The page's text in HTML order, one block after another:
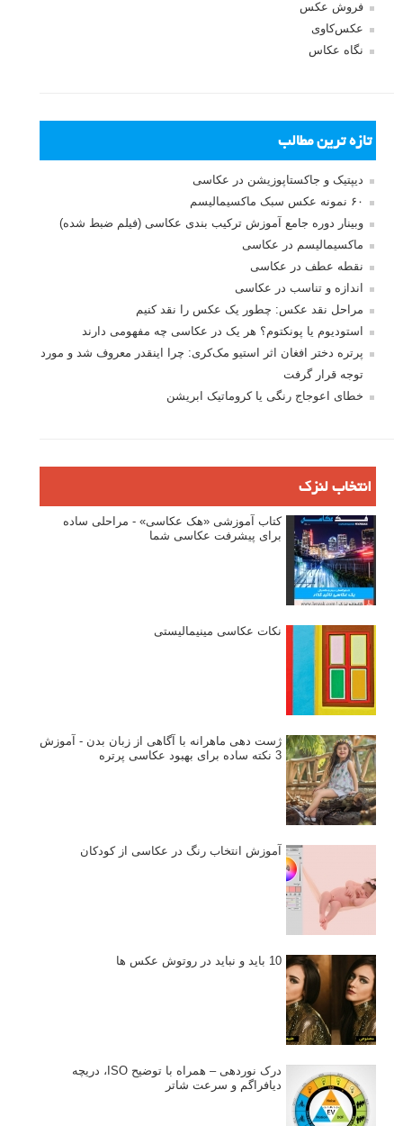
فروش عکس
عکس‌کاوی
نگاه عکاس
تازه ترین مطالب
دیپتیک و جاکستا‌پوزیشن در عکاسی
۶۰ نمونه عکس سبک ماکسیمالیسم
وبینار دوره جامع آموزش ترکیب بندی عکاسی (فیلم ضبط شده)
ماکسیمالیسم در عکاسی
نقطه عطف در عکاسی
اندازه و تناسب در عکاسی
مراحل نقد عکس: چطور یک عکس را نقد کنیم
استودیوم یا پونکتوم؟ هر یک در عکاسی چه مفهومی دارند
پرتره دختر افغان اثر استیو مک‌کری: چرا اینقدر معروف شد و مورد
توجه قرار گرفت
خطای اعوجاج رنگی یا کروماتیک ابریشن
انتخاب لنزک
کتاب آموزشی «هک عکاسی» - مراحلی ساده
برای پیشرفت عکاسی شما
نکات عکاسی مینیمالیستی
ژست دهی ماهرانه با آگاهی از زبان بدن - آموزش
3 نکته ساده برای بهبود عکاسی پرتره
آموزش انتخاب رنگ در عکاسی از کودکان
10 باید و نباید در روتوش عکس ها
درک نوردهی – همراه با توضیح ISO، دریچه
دیافراگم و سرعت شاتر